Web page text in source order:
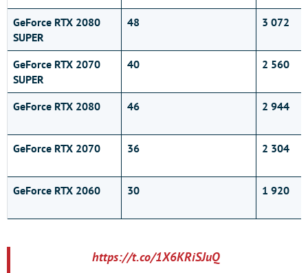
GeForce RTX 2080
SUPER
48 3 072
GeForce RTX 2070
SUPER
40 2 560
GeForce RTX 2080 46 2 944
GeForce RTX 2070 36 2 304
GeForce RTX 2060 30 1 920
https://t.co/1X6KRiSJuQ